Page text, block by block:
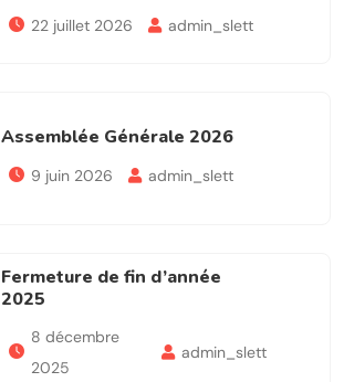
22 juillet 2026 admin_slett
Assemblée Générale 2026
9 juin 2026 admin_slett
Fermeture de fin d’année
2025
8 décembre
2025
admin_slett